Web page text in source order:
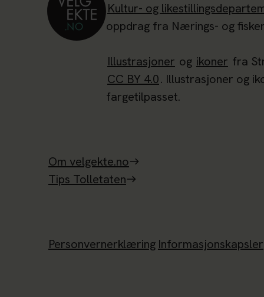
Kultur- og
oppdrag fra Nærings- og
Illustrasjoner og ikoner fra
CC BY 4.0. Illustrasjoner og
fargetilpasset.
Om velgekte.no
Tips Tolletaten
Personvernerklæring Informasjonskapsler